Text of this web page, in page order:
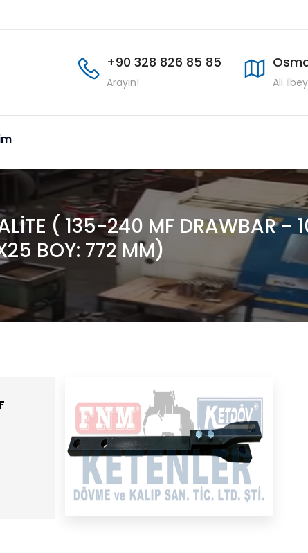
+90 328 826 85 85
Arayın! Ali
( 135-240 MF DRAWBAR -
BOY: 772 MM)